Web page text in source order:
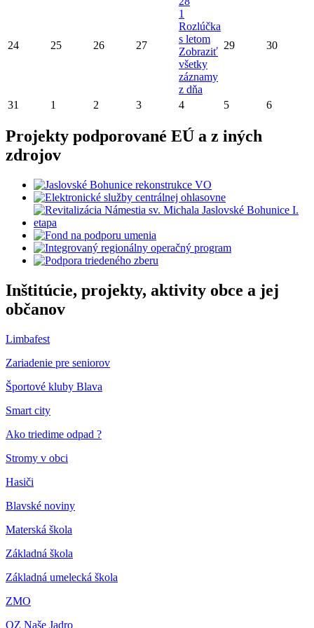
24 25 26 27
1
Rozlúčka
s letom
Zobraziť
všetky
záznamy
z dňa
29 30
31 1 2 3 4 5 6
Projekty podporované EÚ a z iných
zdrojov
Inštitúcie, projekty, aktivity obce a jej
občanov
Limbafest
Zariadenie pre seniorov
Športové kluby Blava
Smart city
Ako triedime odpad ?
Stromy v obci
Hasiči
Blavské noviny
Materská škola
Základná škola
Základná umelecká škola
ZMO
OZ Naše Jadro